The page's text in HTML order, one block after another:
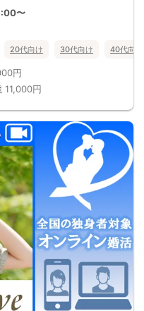
〜
20代向け 30代向け 40代向け
円
11,000円